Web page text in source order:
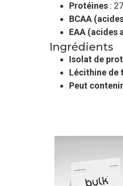
Protéines :
BCAA
EAA (acides
Ingrédients
Isolat de
Lécithine de
Peut contenir